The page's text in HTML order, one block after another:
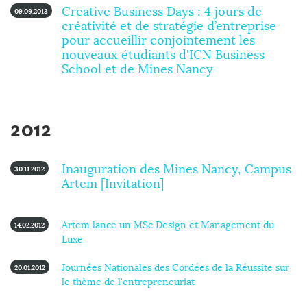
09.09.2013 Creative Business Days : 4 jours de
créativité et de stratégie d’entreprise
pour accueillir conjointement les
nouveaux étudiants d'ICN Business
School et de Mines Nancy
2012
30.11.2012 Inauguration des Mines Nancy, Campus
Artem [Invitation]
14.02.2012
Artem lance un MSc Design et Management du
Luxe
20.01.2012
Journées Nationales des Cordées de la Réussite sur
le thème de l'entrepreneuriat